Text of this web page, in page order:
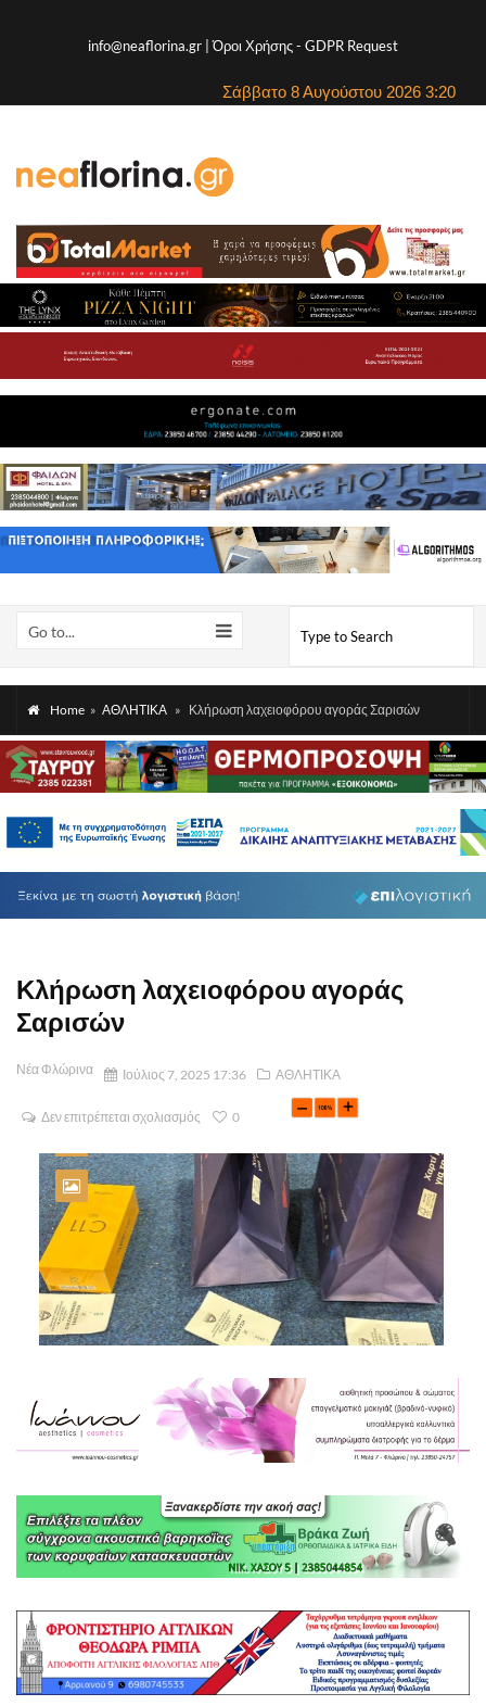
info@neaflorina.gr |Όροι Χρήσης- GDPR Request
Σάββατο 8 Αυγούστου 2026 3:20
Go to...
Home » ΑΘΛΗΤΙΚΑ » Κλήρωση λαχειοφόρου αγοράς Σαρισών
Κλήρωση λαχειοφόρου αγοράς
Σαρισών
Νέα Φλώρινα Ιούλιος 7, 2025 17:36 ΑΘΛΗΤΙΚΑ
Δεν επιτρέπεται σχολιασμός 0